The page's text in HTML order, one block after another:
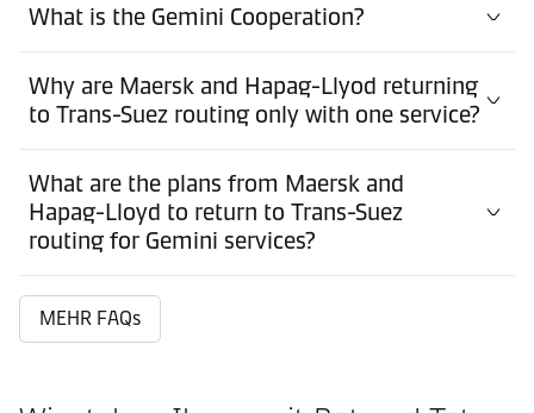
What is the Gemini Cooperation?
Why are Maersk and Hapag-Llyod returning
to Trans-Suez routing only with one service?
What are the plans from Maersk and
Hapag-Lloyd to return to Trans-Suez
routing for Gemini services?
MEHR FAQs